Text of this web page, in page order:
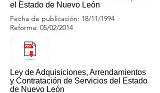
el Estado de Nuevo León
Fecha de publicación: 18/11/1994
Reforma: 05/02/2014
Ley de Adquisiciones, Arrendamientos
y Contratación de Servicios del Estado
de Nuevo León